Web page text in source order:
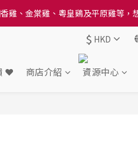
區域 - 然後當填寫地址時, 請小心
區域 - 然後當填寫地址時, 請小心
$ HKD
❤️ 商店介紹 資源中心